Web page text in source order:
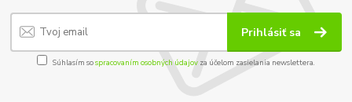
Prihlásiť sa
Súhlasím sospracovaním osobných údajov za účelom zasielania newslettera.